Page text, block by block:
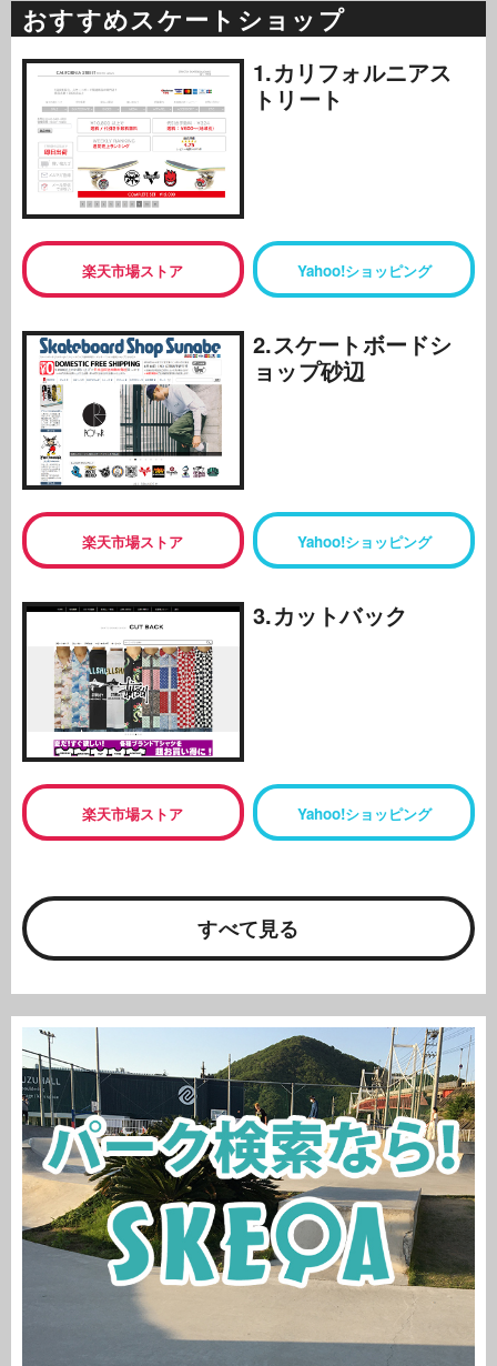
おすすめスケートショップ
1.カリフォルニアス
トリート
楽天市場ストア Yahoo!ショッピング
2.スケートボードシ
ョップ砂辺
楽天市場ストア Yahoo!ショッピング
3.カットバック
楽天市場ストア Yahoo!ショッピング
すべて見る